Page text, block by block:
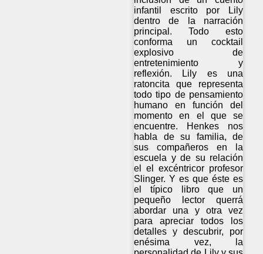
infantil escrito por Lily
dentro de la narración
principal. Todo esto
conforma un cocktail
explosivo de
entretenimiento y
reflexión. Lily es una
ratoncita que representa
todo tipo de pensamiento
humano en función del
momento en el que se
encuentre. Henkes nos
habla de su familia, de
sus compañeros en la
escuela y de su relación
el el excéntricor profesor
Slinger. Y es que éste es
el típico libro que un
pequeño lector querrá
abordar una y otra vez
para apreciar todos los
detalles y descubrir, por
enésima vez, la